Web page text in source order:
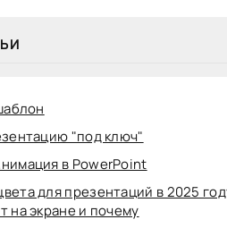
"под ключ"
в PowerPoint
для презентаций в 2025
на экране и почему